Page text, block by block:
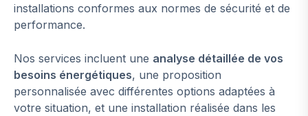
installations conformes aux normes de sécurité et de
performance.
Nos services incluent une analyse détaillée de vos
besoins énergétiques, une proposition
personnalisée avec différentes options adaptées à
votre situation, et une installation réalisée dans les